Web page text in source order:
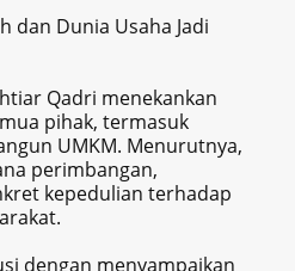
dan Dunia Usaha Jadi
Qadri menekankan
pihak, termasuk
UMKM. Menurutnya,
perimbangan,
kepedulian terhadap
dengan menyampaikan